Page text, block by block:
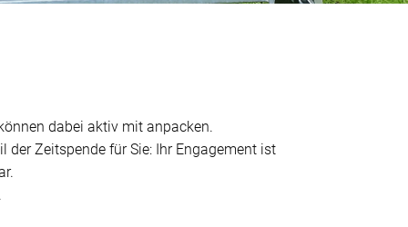
dabei aktiv mit anpacken.
der Zeitspende für Sie: Ihr Engagement ist